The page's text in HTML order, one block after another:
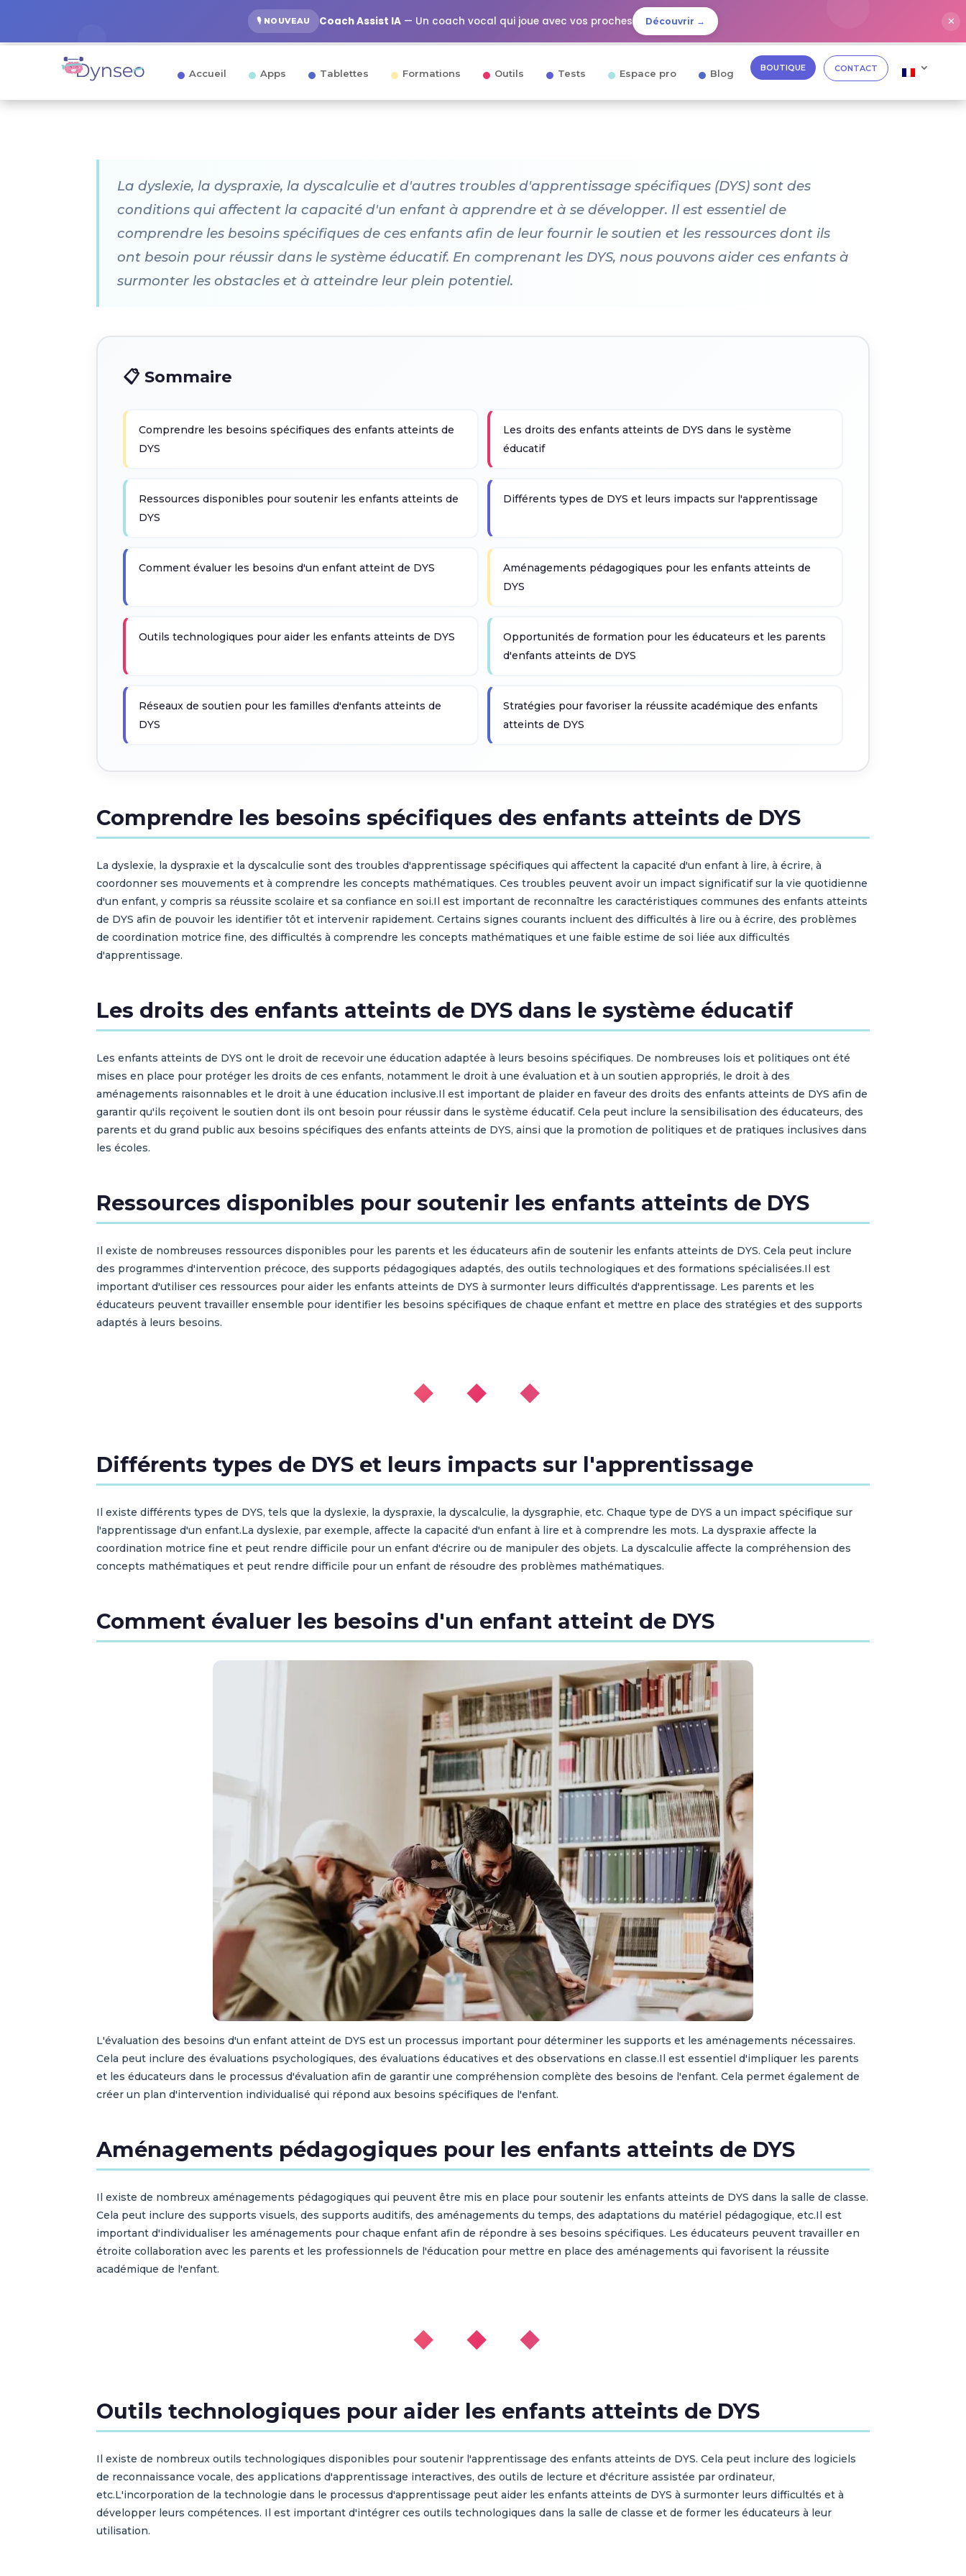
🎙️ NOUVEAU Coach Assist IA— Un coach vocal qui joue avec vos proches Découvrir → ✕
Accueil Apps Tablettes Formations Outils Tests Espace pro Blog BOUTIQUE CONTACT
La dyslexie, la dyspraxie, la dyscalculie et d'autres troubles d'apprentissage spécifiques (DYS) sont des
conditions qui affectent la capacité d'un enfant à apprendre et à se développer. Il est essentiel de
comprendre les besoins spécifiques de ces enfants afin de leur fournir le soutien et les ressources dont ils
ont besoin pour réussir dans le système éducatif. En comprenant les DYS, nous pouvons aider ces enfants à
surmonter les obstacles et à atteindre leur plein potentiel.
📋 Sommaire
Comprendre les besoins spécifiques des enfants atteints de
DYS
Les droits des enfants atteints de DYS dans le système
éducatif
Ressources disponibles pour soutenir les enfants atteints de
DYS
Différents types de DYS et leurs impacts sur l'apprentissage
Comment évaluer les besoins d'un enfant atteint de DYS
Aménagements pédagogiques pour les enfants atteints de
DYS
Outils technologiques pour aider les enfants atteints de DYS
Opportunités de formation pour les éducateurs et les parents
d'enfants atteints de DYS
Réseaux de soutien pour les familles d'enfants atteints de
DYS
Stratégies pour favoriser la réussite académique des enfants
atteints de DYS
Comprendre les besoins spécifiques des enfants atteints de DYS
La dyslexie, la dyspraxie et la dyscalculie sont des troubles d'apprentissage spécifiques qui affectent la capacité d'un enfant à lire, à écrire, à
coordonner ses mouvements et à comprendre les concepts mathématiques. Ces troubles peuvent avoir un impact significatif sur la vie quotidienne
d'un enfant, y compris sa réussite scolaire et sa confiance en soi.Il est important de reconnaître les caractéristiques communes des enfants atteints
de DYS afin de pouvoir les identifier tôt et intervenir rapidement. Certains signes courants incluent des difficultés à lire ou à écrire, des problèmes
de coordination motrice fine, des difficultés à comprendre les concepts mathématiques et une faible estime de soi liée aux difficultés
d'apprentissage.
Les droits des enfants atteints de DYS dans le système éducatif
Les enfants atteints de DYS ont le droit de recevoir une éducation adaptée à leurs besoins spécifiques. De nombreuses lois et politiques ont été
mises en place pour protéger les droits de ces enfants, notamment le droit à une évaluation et à un soutien appropriés, le droit à des
aménagements raisonnables et le droit à une éducation inclusive.Il est important de plaider en faveur des droits des enfants atteints de DYS afin de
garantir qu'ils reçoivent le soutien dont ils ont besoin pour réussir dans le système éducatif. Cela peut inclure la sensibilisation des éducateurs, des
parents et du grand public aux besoins spécifiques des enfants atteints de DYS, ainsi que la promotion de politiques et de pratiques inclusives dans
les écoles.
Ressources disponibles pour soutenir les enfants atteints de DYS
Il existe de nombreuses ressources disponibles pour les parents et les éducateurs afin de soutenir les enfants atteints de DYS. Cela peut inclure
des programmes d'intervention précoce, des supports pédagogiques adaptés, des outils technologiques et des formations spécialisées.Il est
important d'utiliser ces ressources pour aider les enfants atteints de DYS à surmonter leurs difficultés d'apprentissage. Les parents et les
éducateurs peuvent travailler ensemble pour identifier les besoins spécifiques de chaque enfant et mettre en place des stratégies et des supports
adaptés à leurs besoins.
◆ ◆ ◆
Différents types de DYS et leurs impacts sur l'apprentissage
Il existe différents types de DYS, tels que la dyslexie, la dyspraxie, la dyscalculie, la dysgraphie, etc. Chaque type de DYS a un impact spécifique sur
l'apprentissage d'un enfant.La dyslexie, par exemple, affecte la capacité d'un enfant à lire et à comprendre les mots. La dyspraxie affecte la
coordination motrice fine et peut rendre difficile pour un enfant d'écrire ou de manipuler des objets. La dyscalculie affecte la compréhension des
concepts mathématiques et peut rendre difficile pour un enfant de résoudre des problèmes mathématiques.
Comment évaluer les besoins d'un enfant atteint de DYS
L'évaluation des besoins d'un enfant atteint de DYS est un processus important pour déterminer les supports et les aménagements nécessaires.
Cela peut inclure des évaluations psychologiques, des évaluations éducatives et des observations en classe.Il est essentiel d'impliquer les parents
et les éducateurs dans le processus d'évaluation afin de garantir une compréhension complète des besoins de l'enfant. Cela permet également de
créer un plan d'intervention individualisé qui répond aux besoins spécifiques de l'enfant.
Aménagements pédagogiques pour les enfants atteints de DYS
Il existe de nombreux aménagements pédagogiques qui peuvent être mis en place pour soutenir les enfants atteints de DYS dans la salle de classe.
Cela peut inclure des supports visuels, des supports auditifs, des aménagements du temps, des adaptations du matériel pédagogique, etc.Il est
important d'individualiser les aménagements pour chaque enfant afin de répondre à ses besoins spécifiques. Les éducateurs peuvent travailler en
étroite collaboration avec les parents et les professionnels de l'éducation pour mettre en place des aménagements qui favorisent la réussite
académique de l'enfant.
◆ ◆ ◆
Outils technologiques pour aider les enfants atteints de DYS
Il existe de nombreux outils technologiques disponibles pour soutenir l'apprentissage des enfants atteints de DYS. Cela peut inclure des logiciels
de reconnaissance vocale, des applications d'apprentissage interactives, des outils de lecture et d'écriture assistée par ordinateur,
etc.L'incorporation de la technologie dans le processus d'apprentissage peut aider les enfants atteints de DYS à surmonter leurs difficultés et à
développer leurs compétences. Il est important d'intégrer ces outils technologiques dans la salle de classe et de former les éducateurs à leur
utilisation.